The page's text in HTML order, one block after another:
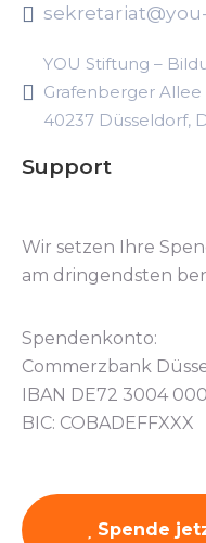
YOU Stiftung –
Grafenberger Allee
40237 Düsseldorf,
Support
Wir setzen Ihre
am dringendsten
Spendenkonto:
Commerzbank
IBAN DE72 3004
BIC: COBADEFFXXX
Spende